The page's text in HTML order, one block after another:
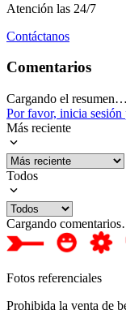
Atención las 24/7
Contáctanos
Comentarios
Cargando el resumen…
Por favor, inicia
Más reciente
Todos
Cargando
Fotos referenciales
Prohibida la venta de